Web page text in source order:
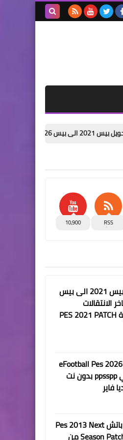
RSS
10,900
تحويل بيس 2021 الى بيس
باخر الانتقالات
الصيفية PES 2021 PATCH
تحميل eFootball Pes 2026
لمحاكي ppsspp بدون نت
فاير
تحميل باتش Pes 2013 Next
Season Patch 2026 من